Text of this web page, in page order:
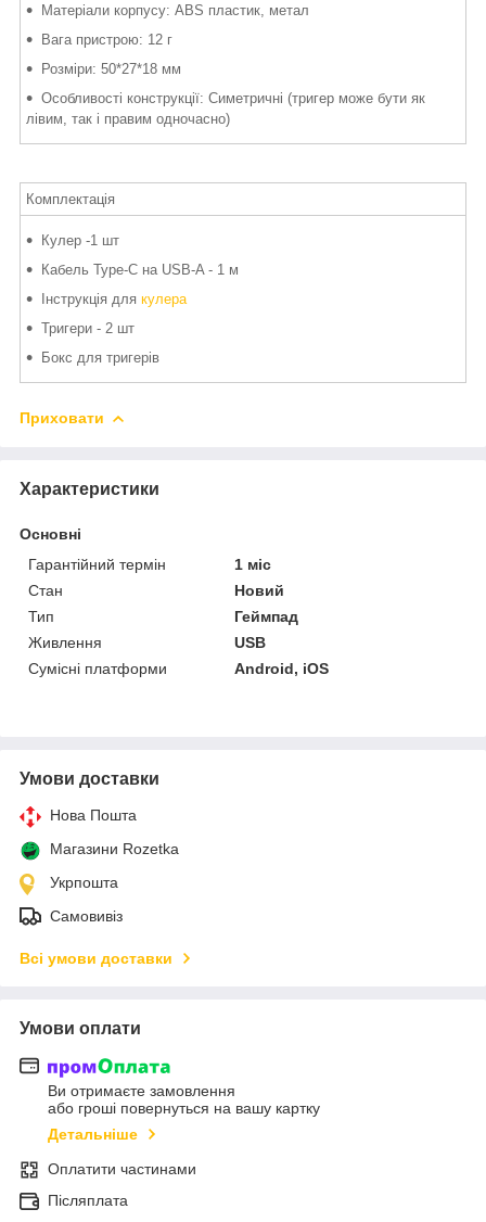
Матеріали корпусу: ABS пластик, метал
Вага пристрою: 12 г
Розміри: 50*27*18 мм
Особливості конструкції: Симетричні (тригер може бути як
лівим, так і правим одночасно)
Комплектація
Кулер -1 шт
Кабель Type-C на USB-A - 1 м
Інструкція для кулера
Тригери - 2 шт
Бокс для тригерів
Приховати
Характеристики
Основні
Гарантійний термін
1 міс
Стан
Новий
Тип
Геймпад
Живлення
USB
Сумісні платформи
Android, iOS
Умови доставки
Нова Пошта
Магазини Rozetka
Укрпошта
Самовивіз
Всі умови доставки
Умови оплати
Ви отримаєте замовлення
або гроші повернуться на вашу картку
Детальніше
Оплатити частинами
Післяплата